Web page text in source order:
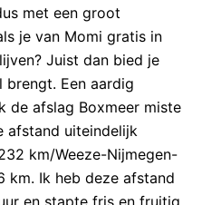
met een groot
je van Momi gratis in
Juist dan bied je
Een aardig
de afslag Boxmeer miste
afstand uiteindelijk
km/Weeze-Nijmegen-
km. Ik heb deze afstand